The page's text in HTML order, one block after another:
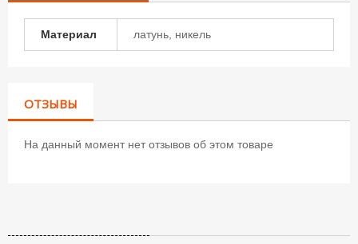
Материал латунь, никель
ОТЗЫВЫ
На данный момент нет отзывов об этом товаре